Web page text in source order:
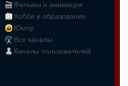
Фильмы и анимация
Хобби и образование
Юмор
Все каналы
Каналы пользователей